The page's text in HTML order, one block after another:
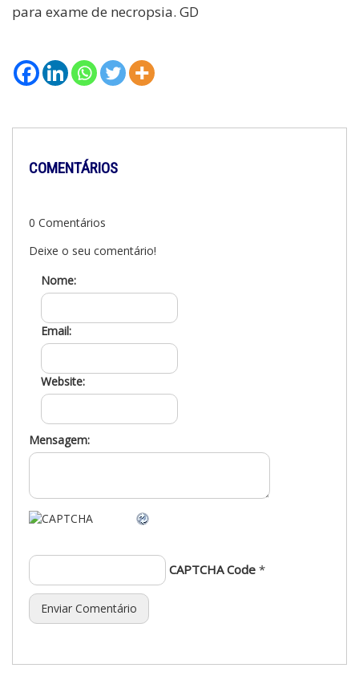
para exame de necropsia. GD
COMENTÁRIOS
0 Comentários
Deixe o seu comentário!
Nome:
Email:
Website:
Mensagem:
CAPTCHA Code *